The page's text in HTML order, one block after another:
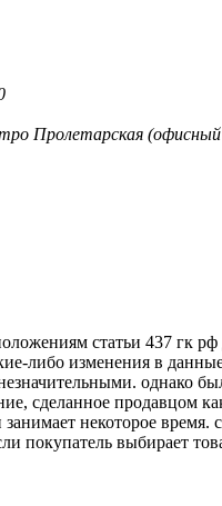
Пролетарская
статьи 437 гк
либо изменения в
однако
сделанное продавцом
некоторое время.
покупатель выбирает